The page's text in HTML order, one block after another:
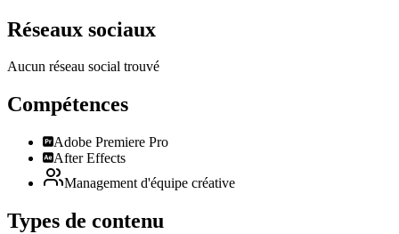
Réseaux sociaux
Aucun réseau social trouvé
Compétences
Adobe Premiere Pro
After Effects
Management d'équipe créative
Types de contenu